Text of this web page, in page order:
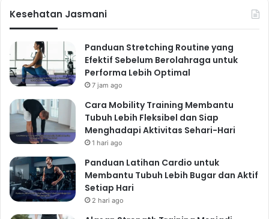
Kesehatan Jasmani
Panduan Stretching Routine yang
Efektif Sebelum Berolahraga untuk
Performa Lebih Optimal
7 jam ago
Cara Mobility Training Membantu
Tubuh Lebih Fleksibel dan Siap
Menghadapi Aktivitas Sehari-Hari
1 hari ago
Panduan Latihan Cardio untuk
Membantu Tubuh Lebih Bugar dan Aktif
Setiap Hari
2 hari ago